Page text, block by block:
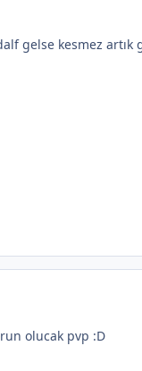
gelse kesmez
olucak pvp :D